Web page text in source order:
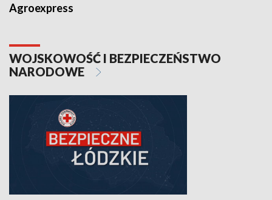
Agroexpress
WOJSKOWOŚĆ I BEZPIECZEŃSTWO
NARODOWE